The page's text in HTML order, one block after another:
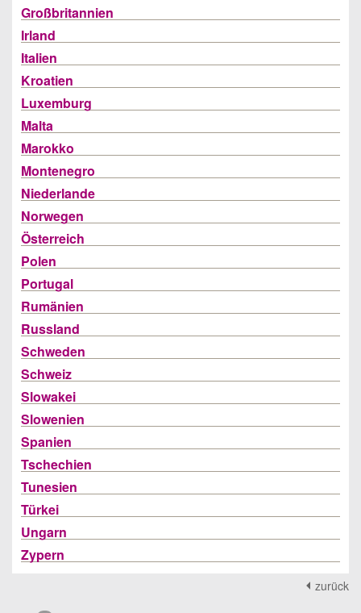
Großbritannien
Irland
Italien
Kroatien
Luxemburg
Malta
Marokko
Montenegro
Niederlande
Norwegen
Österreich
Polen
Portugal
Rumänien
Russland
Schweden
Schweiz
Slowakei
Slowenien
Spanien
Tschechien
Tunesien
Türkei
Ungarn
Zypern
zurück